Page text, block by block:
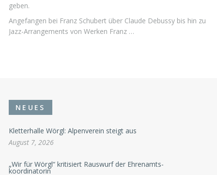
geben.
Angefangen bei Franz Schubert über Claude Debussy bis hin zu
Jazz-Arrangements von Werken Franz …
NEUES
Kletterhalle Wörgl: Alpenverein steigt aus
August 7, 2026
„Wir für Wörgl“ kritisiert Rauswurf der Ehrenamts-
koordinatorin